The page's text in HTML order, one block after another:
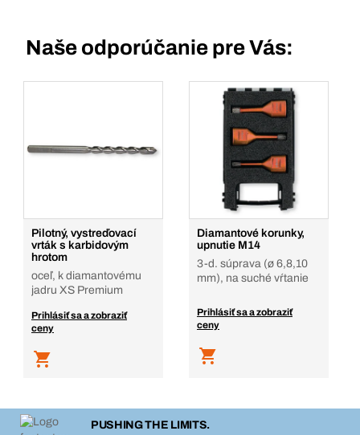
Naše odporúčanie pre Vás:
Pilotný, vystreďovací
vrták s karbidovým
hrotom
oceľ, k diamantovému
jadru XS Premium
Prihlásiť sa a zobraziť
ceny
Diamantové korunky,
upnutie M14
3-d. súprava (ø 6,8,10
mm), na suché vŕtanie
Prihlásiť sa a zobraziť
ceny
PUSHING THE LIMITS.